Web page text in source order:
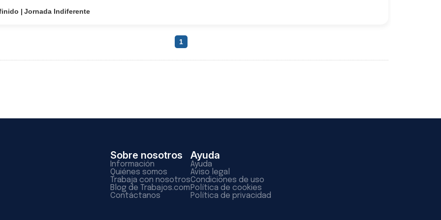
Jornada Indiferente
1
Sobre nosotros
Información
Quiénes somos
Trabaja con nosotros
Blog de Trabajos.com
Contáctanos
Ayuda
Ayuda
Aviso legal
Condiciones de uso
Política de cookies
Política de privacidad